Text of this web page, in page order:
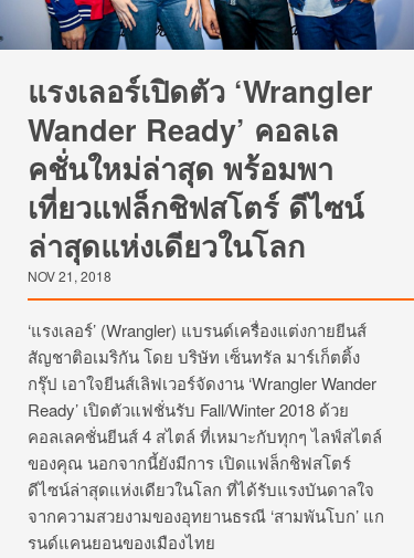
แรงเลอร์เปิดตัว ‘Wrangler
Wander Ready’ คอลเล
คชั่นใหม่ล่าสุด พร้อมพา
เที่ยวแฟล็กชิฟสโตร์ ดีไซน์
ล่าสุดแห่งเดียวในโลก
NOV 21, 2018
‘แรงเลอร์’ (Wrangler) แบรนด์เครื่องแต่งกายยีนส์
สัญชาติอเมริกัน โดย บริษัท เซ็นทรัล มาร์เก็ตติ้ง
กรุ๊ป เอาใจยีนส์เลิฟเวอร์จัดงาน ‘Wrangler Wander
Ready’ เปิดตัวแฟชั่นรับ Fall/Winter 2018 ด้วย
คอลเลคชั่นยีนส์ 4 สไตล์ ที่เหมาะกับทุกๆ ไลฟ์สไตล์
ของคุณ นอกจากนี้ยังมีการ เปิดแฟล็กชิฟสโตร์
ดีไซน์ล่าสุดแห่งเดียวในโลก ที่ได้รับแรงบันดาลใจ
จากความสวยงามของอุทยานธรณี ‘สามพันโบก’ แก
รนด์แคนยอนของเมืองไทย